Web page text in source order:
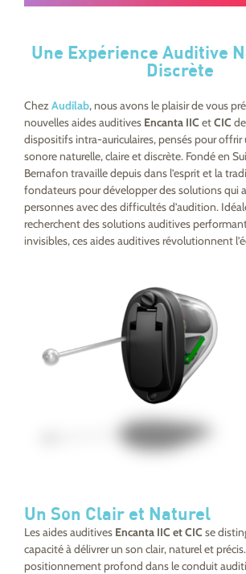
Une Expérience Auditive
Discrète
ChezAudilab, nous avons le plaisir de vous
nouvelles aides auditives Encanta IIC etCIC de
dispositifs intra-auriculaires, pensés pour offrir
sonore naturelle, claire et discrète. Fondé en
Bernafon travaille depuis dans l’esprit et la
fondateurs pour développer des solutions qui
personnes avec des difficultés d’audition.
recherchent des solutions auditives
invisibles, ces aides auditives révolutionnent
Un Son Clair et Naturel
Les aides auditives Encanta IIC et CIC se
capacité à délivrer un son clair, naturel et
positionnement profond dans le conduit